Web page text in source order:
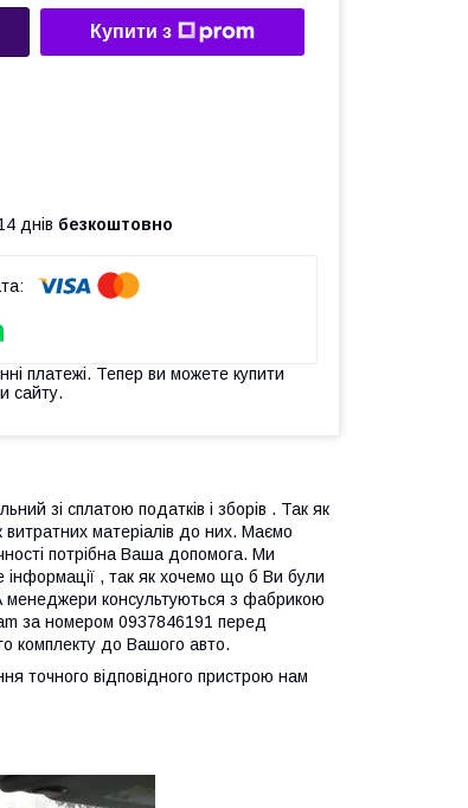
Купити з
днів безкоштовно
платежі. Тепер ви можете купити
сайту.
зі сплатою податків і зборів . Так як
матеріалів до них. Маємо
потрібна Ваша допомога. Ми
, так як хочемо що б Ви були
менеджери консультуються з фабрикою
за номером 0937846191 перед
комплекту до Вашого авто.
точного відповідного пристрою нам